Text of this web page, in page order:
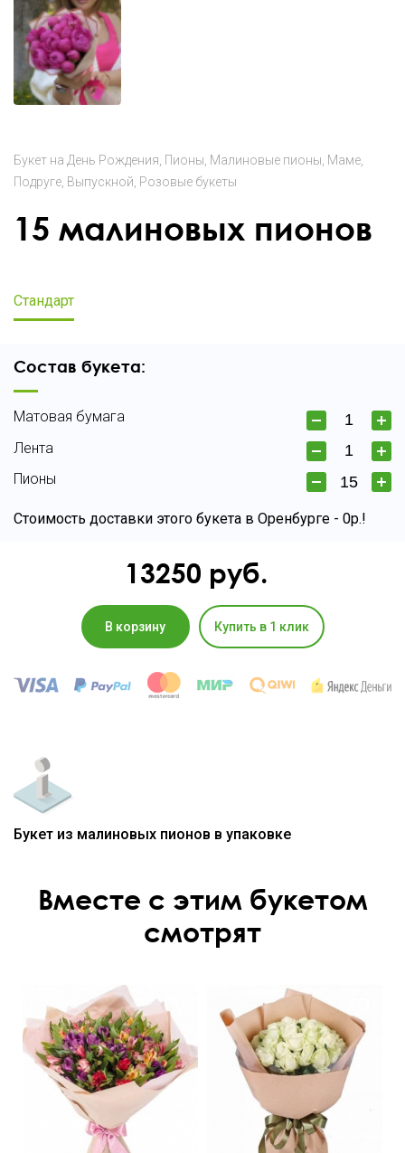
Букет на День Рождения Пионы Малиновые пионы Маме
Подруге Выпускной Розовые букеты
15 малиновых пионов
Стандарт
Состав букета:
Матовая бумага
Лента
Пионы
Стоимость доставки этого букета в Оренбурге - 0р.!
13250 руб.
В корзину Купить в 1 клик
Букет из малиновых пионов в упаковке
Вместе с этим букетом
смотрят